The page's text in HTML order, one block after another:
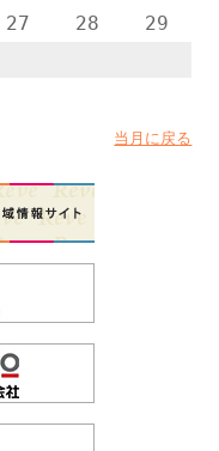
27 28
29
当月に戻る